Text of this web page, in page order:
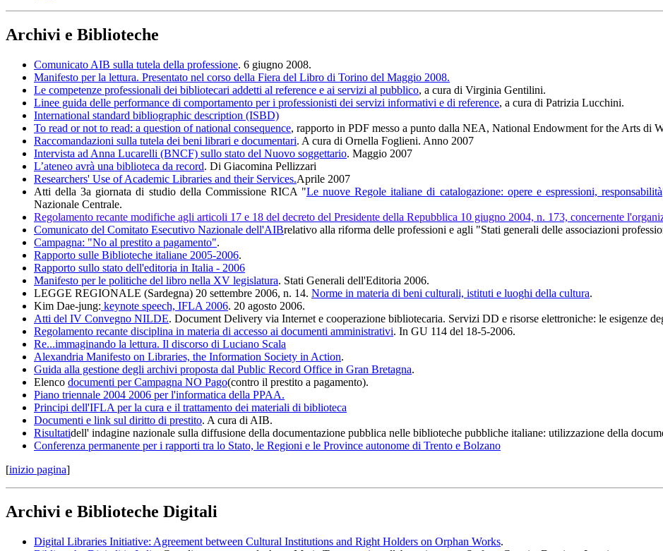
Archivi e Biblioteche
Comunicato AIB sulla tutela della professione. 6 giugno 2008.
Manifesto per la lettura. Presentato nel corso della Fiera del Libro di Torino del Maggio 2008.
Le competenze professionali dei bibliotecari addetti al reference e ai servizi al pubblico, a cura di Virginia Gentilini.
Linee guida delle performance di comportamento per i professionisti dei servizi informativi e di reference, a cura di Patrizia Lucchini.
International standard bibliographic description (ISBD)
To read or not to read: a question of national consequence, rapporto in PDF messo a punto dalla NEA, National Endowment for the Arts di
Raccomandazioni sulla tutela dei beni librari e documentari. A cura di Ornella Foglieni. Anno 2007
Intervista ad Anna Lucarelli (BNCF) sullo stato del Nuovo soggettario. Maggio 2007
L’ateneo avrà una biblioteca da record. Di Giacomina Pellizzari
Researchers' Use of Academic Libraries and their Services.Aprile 2007
Atti della 3a giornata di studio della Commissione RICA "Le nuove Regole italiane di catalogazione: opere e espressioni, responsabilità
Nazionale Centrale.
Regolamento recante modifiche agli articoli 17 e 18 del decreto del Presidente della Repubblica 10 giugno 2004, n. 173, concernente
Comunicato del Comitato Esecutivo Nazionale dell'AIBrelativo alla riforma delle professioni e agli "Stati generali delle associazioni
Campagna: "No al prestito a pagamento".
Rapporto sulle Biblioteche italiane 2005-2006.
Rapporto sullo stato dell'editoria in Italia - 2006
Manifesto per le politiche del libro nella XV legislatura. Stati Generali dell'Editoria 2006.
LEGGE REGIONALE (Sardegna) 20 settembre 2006, n. 14. Norme in materia di beni culturali, istituti e luoghi della cultura.
Kim Dae-jung: keynote speech, IFLA 2006. 20 agosto 2006.
Atti del IV Convegno NILDE. Document Delivery via Internet e cooperazione bibliotecaria. Servizi DD e risorse elettroniche: le esigenze
Regolamento recante disciplina in materia di accesso ai documenti amministrativi. In GU 114 del 18-5-2006.
Re...immaginando la lettura. Il discorso di Luciano Scala
Alexandria Manifesto on Libraries, the Information Society in Action.
Guida alla gestione degli archivi proposta dal Public Record Office in Gran Bretagna.
Elenco documenti per Campagna NO Pago(contro il prestito a pagamento).
Piano triennale 2004 2006 per l'informatica della PPAA.
Principi dell'IFLA per la cura e il trattamento dei materiali di biblioteca
Documenti e link sul diritto di prestito. A cura di AIB.
Risultatidell' indagine nazionale sulla diffusione della documentazione pubblica nelle biblioteche pubbliche italiane: utilizzazione della
Conferenza permanente per i rapporti tra lo Stato, le Regioni e le Province autonome di Trento e Bolzano
[inizio pagina]
Archivi e Biblioteche Digitali
Digital Libraries Initiative: Agreement between Cultural Institutions and Right Holders on Orphan Works.